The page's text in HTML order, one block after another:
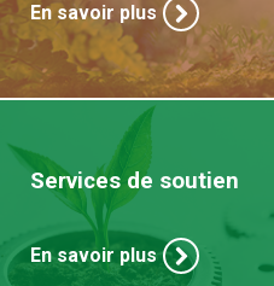
En savoir plus
Services de soutien
En savoir plus